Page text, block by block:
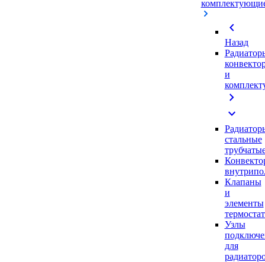
chevron_left
Назад
и
chevron_right
expand_more
стальные
Клапаны
и
элементы
Узлы
для